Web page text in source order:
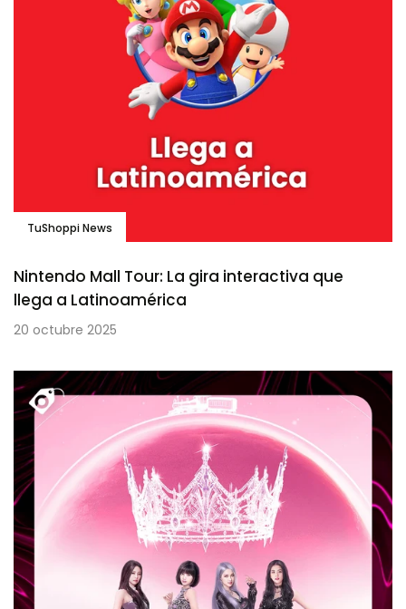
TuShoppi News
Nintendo Mall Tour: La gira interactiva que
llega a Latinoamérica
20 octubre 2025